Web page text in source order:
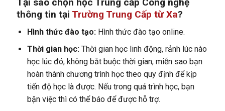
Tại sao chọn học Trung cấp Công nghệ
thông tin tại Trường Trung Cấp từ Xa?
Hình thức đào tạo:Hình thức đào tạo online.
Thời gian học:Thời gian học linh động, rảnh lúc nào
học lúc đó, không bắt buộc thời gian, miễn sao bạn
hoàn thành chương trình học theo quy định để kịp
tiến độ học là được. Nếu trong quá trình học, bạn
bận việc thì có thể báo để được hỗ trợ.